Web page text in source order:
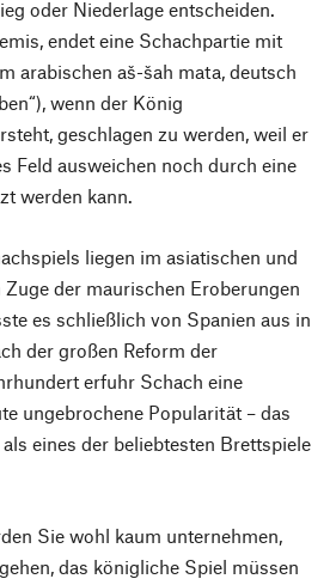
oder Niederlage entscheiden.
endet eine Schachpartie mit
arabischen aš-šah mata, deutsch
wenn der König
geschlagen zu werden, weil er
Feld ausweichen noch durch eine
werden kann.
liegen im asiatischen und
der maurischen Eroberungen
es schließlich von Spanien aus in
der großen Reform der
erfuhr Schach eine
ungebrochene Popularität – das
eines der beliebtesten Brettspiele
Sie wohl kaum unternehmen,
das königliche Spiel müssen